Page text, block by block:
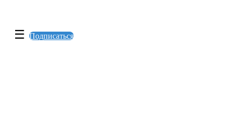
☰ Подписаться